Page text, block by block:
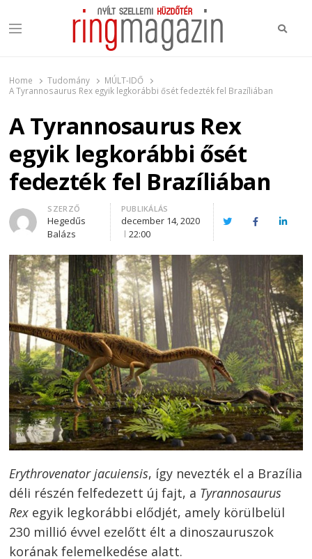
Menu
Home Tudomány
MÚLT-IDŐ
A Tyrannosaurus Rex egyik legkorábbi ősét fedezték fel Brazíliában
A Tyrannosaurus Rex
egyik legkorábbi ősét
fedezték fel Brazíliában
Author
SZERZŐ
Hegedűs
Balázs
PUBLIKÁLÁS
december 14, 2020
22:00
TwitterFacebook
Erythrovenator jacuiensis, így nevezték el a Brazília
déli részén felfedezett új fajt, a Tyrannosaurus
Rex egyik legkorábbi elődjét, amely körülbelül
230 millió évvel ezelőtt élt a dinoszauruszok
korának felemelkedése alatt.